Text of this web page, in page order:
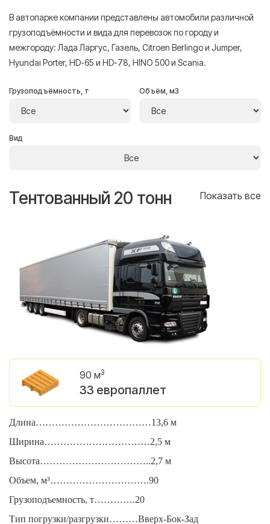
В автопарке компании представлены автомобили различной
грузоподъёмности и вида для перевозок по городу и
межгороду: Лада Ларгус, Газель, Citroen Berlingo и Jumper,
Hyundai Porter, HD-65 и HD-78, HINO 500 и Scania.
Грузоподъёмность, т Объём, м3
Вид
Тентованный 20 тонн Показать все
90 м3
33 европаллет
Длина………………………………13,6 м
Ширина……………………………2,5 м
Высота……………………………..2,7 м
Объем, м³………………………….90
Грузоподъемность, т………….20
Тип погрузки/разгрузки………Вверх-Бок-Зад